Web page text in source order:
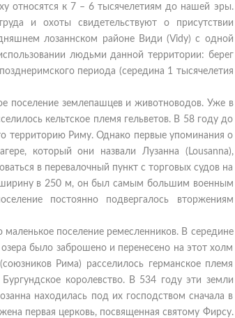
относятся к 7 – 6 тысячелетиям до нашей эры.
и охоты свидетельствуют о присутствии
лозаннском районе Види (Vidy) с одной
людьми данной территории: берег
периода (середина 1 тысячелетия
поселение землепашцев и животноводов. Уже в
кельтское племя гельветов. В 58 году до
территорию Риму. Однако первые упоминания о
который они назвали Лузанна (Lousanna),
в перевалочный пункт с торговых судов на
ширину в 250 м, он был самым большим военным
постоянно подвергалось вторжениям
поселение ремесленников. В середине
было заброшено и перенесено на этот холм
Рима) расселилось германское племя
королевство. В 534 году эти земли
находилась под их господством сначала в
первая церковь, посвященная святому Фирсу.